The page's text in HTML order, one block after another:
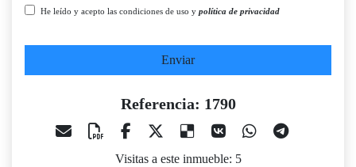
He leído y acepto las condiciones de uso y política de privacidad
Enviar
Referencia: 1790
Visitas a este inmueble: 5